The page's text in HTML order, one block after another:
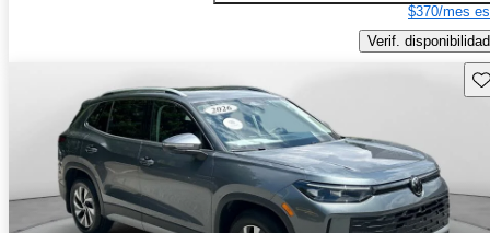
$370/mes
Verif. disponibilidad